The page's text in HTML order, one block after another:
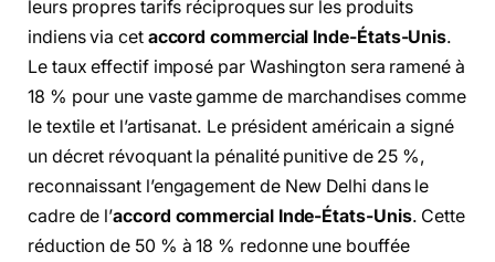
leurs propres tarifs réciproques sur les produits
indiens via cet accord commercial Inde-États-Unis.
Le taux effectif imposé par Washington sera ramené à
18 % pour une vaste gamme de marchandises comme
le textile et l’artisanat. Le président américain a signé
un décret révoquant la pénalité punitive de 25 %,
reconnaissant l’engagement de New Delhi dans le
cadre de l’accord commercial Inde-États-Unis. Cette
réduction de 50 % à 18 % redonne une bouffée